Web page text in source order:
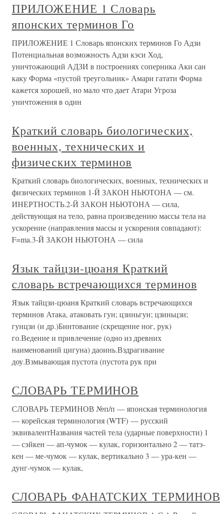
ПРИЛОЖЕНИЕ 1 Словарь
японских терминов Го
ПРИЛОЖЕНИЕ 1 Словарь японских терминов Го Адзи
Потенциальная возможность Адзи кэси Ход,
уничтожающий АДЗИ в построениях соперника Аки сан
каку Форма «пустой треугольник» Амари гатати Форма
кажется хорошей, но мало что дает Атари Угроза
уничтожения в один
Краткий словарь биологических,
военных, технических и
физических терминов
Краткий словарь биологических, военных, технических и
физических терминов 1-Й ЗАКОН НЬЮТОНА — см.
ИНЕРТНОСТЬ.2-Й ЗАКОН НЬЮТОНА — сила,
действующая на тело, равна произведению массы тела на
ускорение (направления массы и ускорения совпадают):
F=ma.3-Й ЗАКОН НЬЮТОНА — сила
Язык тайцзи-цюаня Краткий
словарь встречающихся терминов
Язык тайцзи-цюаня Краткий словарь встречающихся
терминов Атака, атаковать гун; цзиньгун; цзиньцзи;
гунцзи (и др.)Бинтование (скрещение ног, рук)
го.Ведение и привлечение (одно из древних
наименований цигуна) даоинь.Вздрагивание
доу.Взмывающая пустота (пустота рук при
СЛОВАРЬ ТЕРМИНОВ
СЛОВАРЬ ТЕРМИНОВ №п/п — японская терминология
— корейская терминология (WTF) — русский
эквивалентНазвания частей тела (ударные поверхности) 1
— сэйкен — ап-чумок — кулак, горизонтально 2 — татэ-
кен — ме-чумок — кулак, вертикально 3 — ура-кен —
дунг-чумок — кулак,
СЛОВАРЬ ФАНАТСКИХ ТЕРМИНОВ